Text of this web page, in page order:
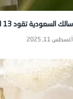
سالك السعودية تقود 13 استثماراً في 7 دول لدعم استدامة الغذاء في المملكة
أغسطس 11, 2025